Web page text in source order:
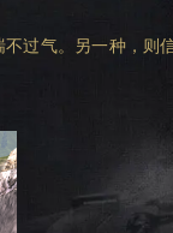
过气。另一种，则